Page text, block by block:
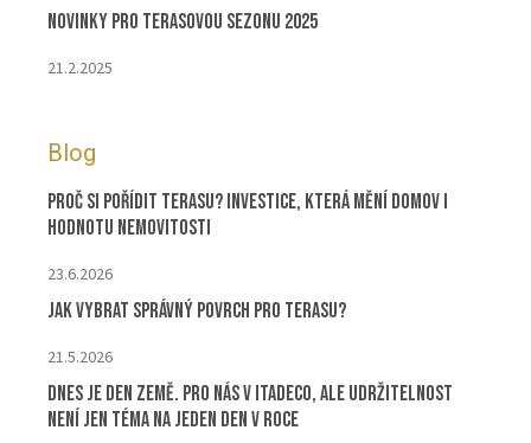
Novinky pro terasovou sezonu 2025
21.2.2025
Blog
Proč si pořídit terasu? Investice, která mění domov i
hodnotu nemovitosti
23.6.2026
Jak vybrat správný povrch pro terasu?
21.5.2026
Dnes je Den Země. Pro nás v ITADECO, ale udržitelnost
není jen téma na jeden den v roce